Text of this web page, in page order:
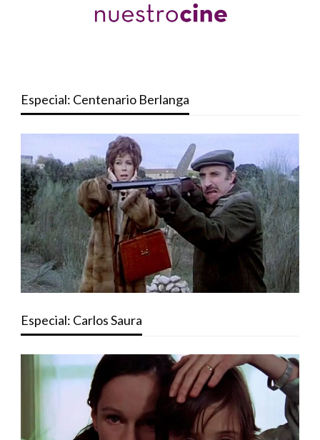
Especial: Centenario Berlanga
Especial: Carlos Saura